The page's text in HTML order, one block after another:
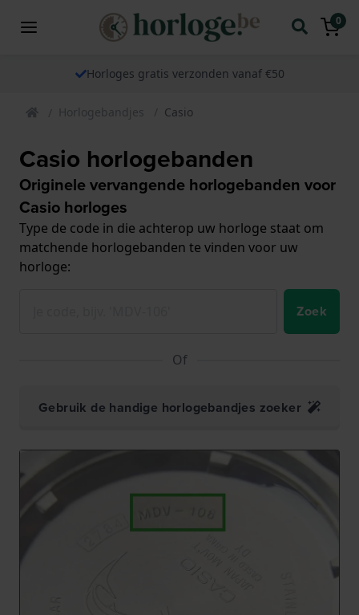
0
Horloges gratis verzonden vanaf €50
Horlogebandjes Casio
Casio horlogebanden
Originele vervangende horlogebanden voor
Casio horloges
Type de code in die achterop uw horloge staat om
matchende horlogebanden te vinden voor uw
horloge:
Zoek
Of
Gebruik de handige horlogebandjes zoeker